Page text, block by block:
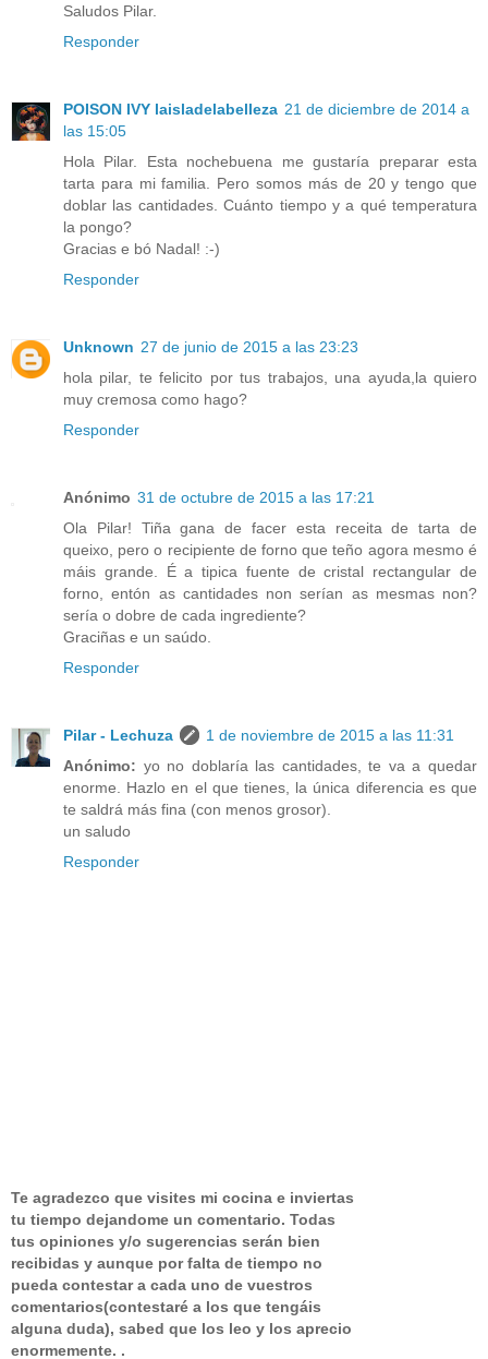
Saludos Pilar.
Responder
POISON IVY laisladelabelleza 21 de diciembre de 2014 a
las 15:05
Hola Pilar. Esta nochebuena me gustaría preparar esta
tarta para mi familia. Pero somos más de 20 y tengo que
doblar las cantidades. Cuánto tiempo y a qué temperatura
la pongo?
Gracias e bó Nadal! :-)
Responder
Unknown 27 de junio de 2015 a las 23:23
hola pilar, te felicito por tus trabajos, una ayuda,la quiero
muy cremosa como hago?
Responder
Anónimo 31 de octubre de 2015 a las 17:21
Ola Pilar! Tiña gana de facer esta receita de tarta de
queixo, pero o recipiente de forno que teño agora mesmo é
máis grande. É a tipica fuente de cristal rectangular de
forno, entón as cantidades non serían as mesmas non?
sería o dobre de cada ingrediente?
Graciñas e un saúdo.
Responder
Pilar - Lechuza
1 de noviembre de 2015 a las 11:31
Anónimo: yo no doblaría las cantidades, te va a quedar
enorme. Hazlo en el que tienes, la única diferencia es que
te saldrá más fina (con menos grosor).
un saludo
Responder
Te agradezco que visites mi cocina e inviertas
tu tiempo dejandome un comentario. Todas
tus opiniones y/o sugerencias serán bien
recibidas y aunque por falta de tiempo no
pueda contestar a cada uno de vuestros
comentarios(contestaré a los que tengáis
alguna duda), sabed que los leo y los aprecio
enormemente. .